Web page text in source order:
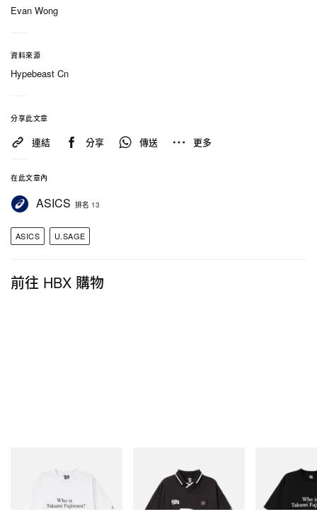
Evan Wong
資料來源
Hypebeast Cn
分享此文章
連結 分享 傳送 更多
在此文章內
ASICS 排名 13
ASICS U.SAGE
前往 HBX 購物
Billionaire Boys Club X Initial
D Cotton T-Shirt 3
Billionaire Boys Club X Initial
D Game Shirt
立即購入
Billionaire
D Cotton T-
立即購入